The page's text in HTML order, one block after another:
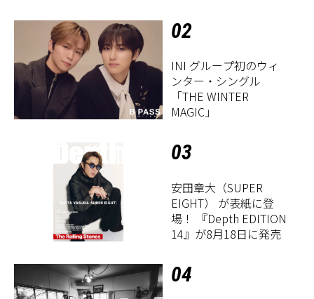
Period」』レポート
02
INI グループ初のウィ
ンター・シングル
「THE WINTER
MAGIC」
03
安田章大（SUPER
EIGHT） が表紙に登
場！ 『Depth EDITION
14』が8月18日に発売
04